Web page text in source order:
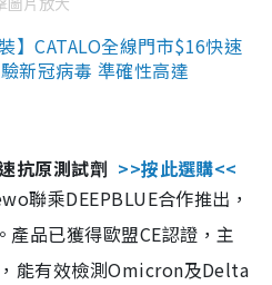
】CATALO全線門市$16快速
新冠病毒 準確性高達
抗原測試劑 >>按此選購<<
聯乘DEEPBLUE合作推出，
品已獲得歐盟CE認證，主
能有效檢測Omicron及Delta